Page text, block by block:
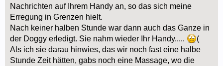
Nachrichten auf Ihrem Handy an, so das sich meine
Erregung in Grenzen hielt.
Nach keiner halben Stunde war dann auch das Ganze in
der Doggy erledigt. Sie nahm wieder Ihr Handy.....
(
Als ich sie darau hinwies, das wir noch fast eine halbe
Stunde Zeit hätten, gabs noch eine Massage, wo die